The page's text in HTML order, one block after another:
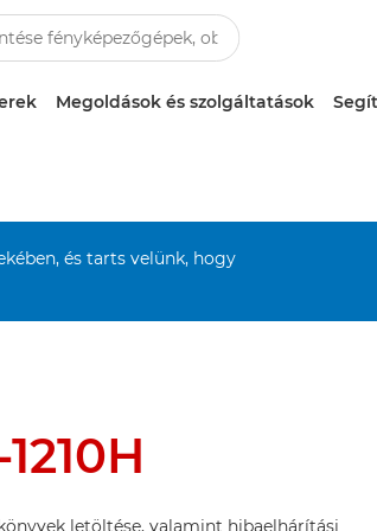
Megoldások és szolgáltatások
és tarts velünk, hogy
letöltése, valamint hibaelhárítási